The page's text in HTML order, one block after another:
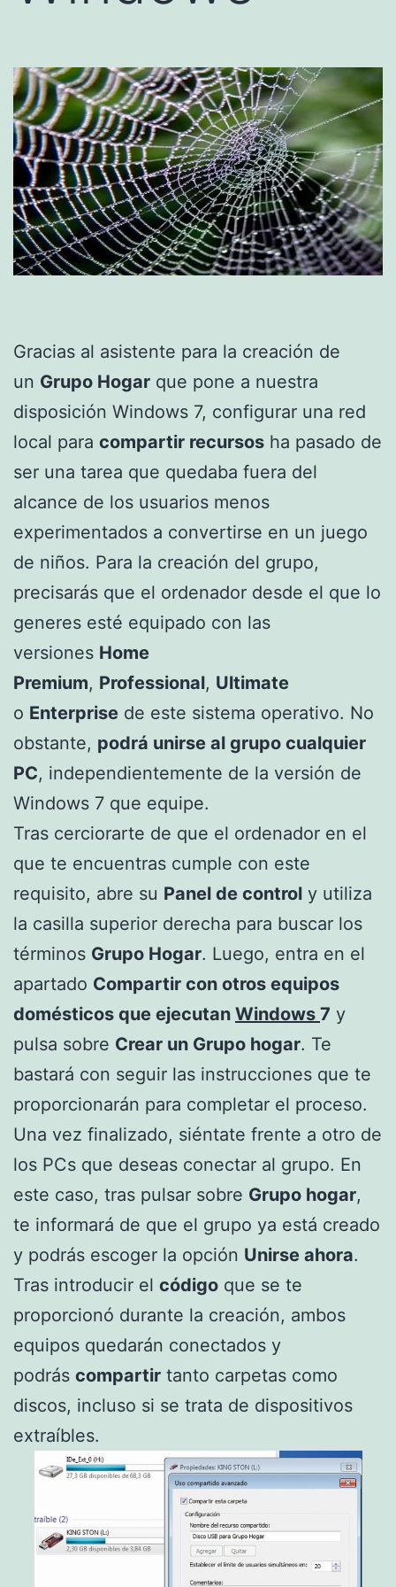
Gracias al asistente para la creación de
un Grupo Hogar que pone a nuestra
disposición Windows 7, configurar una red
local para compartir recursos ha pasado de
ser una tarea que quedaba fuera del
alcance de los usuarios menos
experimentados a convertirse en un juego
de niños. Para la creación del grupo,
precisarás que el ordenador desde el que lo
generes esté equipado con las
versiones Home
Premium, Professional, Ultimate
o Enterprise de este sistema operativo. No
obstante, podrá unirse al grupo cualquier
PC, independientemente de la versión de
Windows 7 que equipe.
Tras cerciorarte de que el ordenador en el
que te encuentras cumple con este
requisito, abre su Panel de control y utiliza
la casilla superior derecha para buscar los
términos Grupo Hogar. Luego, entra en el
apartado Compartir con otros equipos
domésticos que ejecutan Windows 7 y
pulsa sobre Crear un Grupo hogar. Te
bastará con seguir las instrucciones que te
proporcionarán para completar el proceso.
Una vez finalizado, siéntate frente a otro de
los PCs que deseas conectar al grupo. En
este caso, tras pulsar sobre Grupo hogar,
te informará de que el grupo ya está creado
y podrás escoger la opción Unirse ahora.
Tras introducir el código que se te
proporcionó durante la creación, ambos
equipos quedarán conectados y
podrás compartir tanto carpetas como
discos, incluso si se trata de dispositivos
extraíbles.